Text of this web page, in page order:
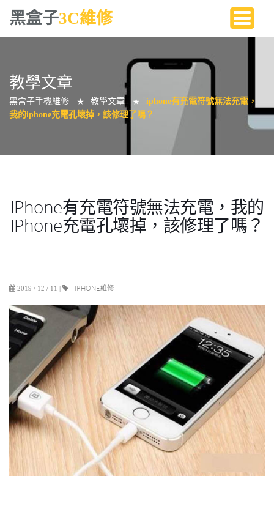
黑盒子3C維修
教學文章
黑盒子手機維修 ★ 教學文章 ★
iphone有充電符號無法充電，
我的iphone充電孔壞掉，該修理了嗎？
IPhone有充電符號無法充電，我的
IPhone充電孔壞掉，該修理了嗎？
2019 / 12 / 11 | IPHONE維修